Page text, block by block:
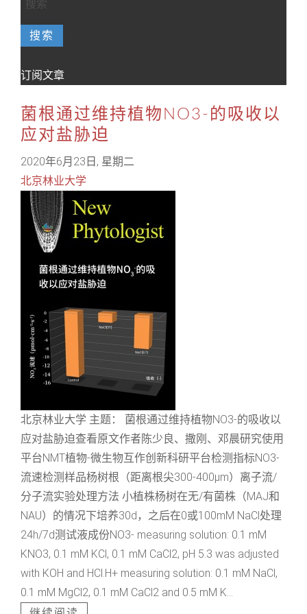
搜索
订阅文章
菌根通过维持植物NO3-的吸收以
应对盐胁迫
2020年6月23日, 星期二
北京林业大学
北京林业大学 主题： 菌根通过维持植物NO3-的吸收以
应对盐胁迫查看原文作者陈少良、撒刚、邓晨研究使用
平台NMT植物-微生物互作创新科研平台检测指标NO3-
流速检测样品杨树根（距离根尖300-400μm）离子流/
分子流实验处理方法 小植株杨树在无/有菌株（MAJ和
NAU）的情况下培养30d，之后在0或100mM NaCl处理
24h/7d测试液成份NO3- measuring solution: 0.1 mM
KNO3, 0.1 mM KCl, 0.1 mM CaCl2, pH 5.3 was adjusted
with KOH and HCl.H+ measuring solution: 0.1 mM NaCl,
0.1 mM MgCl2, 0.1 mM CaCl2 and 0.5 mM K...